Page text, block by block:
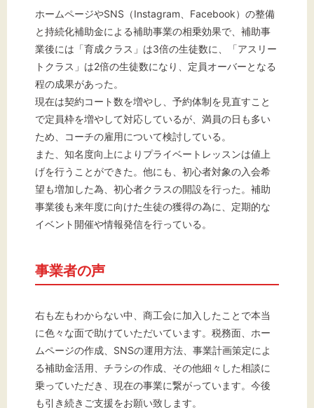
ホームページやSNS（Instagram、Facebook）の整備
と持続化補助金による補助事業の相乗効果で、補助事
業後には「育成クラス」は3倍の生徒数に、「アスリー
トクラス」は2倍の生徒数になり、定員オーバーとなる
程の成果があった。
現在は契約コート数を増やし、予約体制を見直すこと
で定員枠を増やして対応しているが、満員の日も多い
ため、コーチの雇用について検討している。
また、知名度向上によりプライベートレッスンは値上
げを行うことができた。他にも、初心者対象の入会希
望も増加した為、初心者クラスの開設を行った。補助
事業後も来年度に向けた生徒の獲得の為に、定期的な
イベント開催や情報発信を行っている。
事業者の声
右も左もわからない中、商工会に加入したことで本当
に色々な面で助けていただいています。税務面、ホー
ムページの作成、SNSの運用方法、事業計画策定によ
る補助金活用、チラシの作成、その他細々した相談に
乗っていただき、現在の事業に繋がっています。今後
も引き続きご支援をお願い致します。